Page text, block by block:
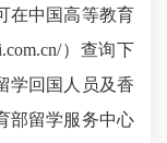
在中国高等教育
）查询下
学回国人员及香
部留学服务中心